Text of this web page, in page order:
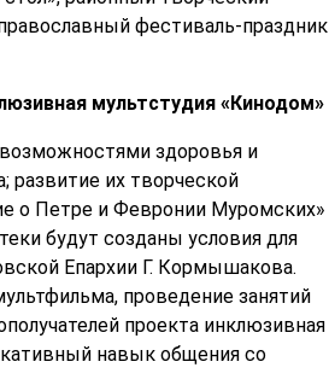
фестиваль-праздник
мультстудия «Кинодом»
здоровья и
развитие их творческой
о Петре и Февронии Муромских»
будут созданы условия для
Епархии Г. Кормышакова.
проведение занятий
проекта инклюзивная
навык общения со